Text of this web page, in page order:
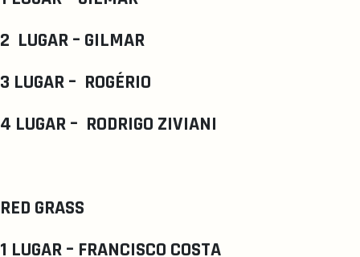
2 LUGAR – GILMAR
3 LUGAR – ROGÉRIO
4 LUGAR – RODRIGO ZIVIANI
RED GRASS
1 LUGAR – FRANCISCO COSTA